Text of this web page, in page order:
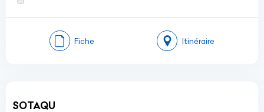
Fiche Itinéraire
SOTAQU